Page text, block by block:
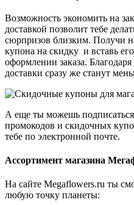
Возможность экономить на
доставкой позволит тебе
сюрпризов близким. Получи
купона на скидку и вставь
оформлении заказа.
доставки сразу же станут
А еще ты можешь
промокодов и скидочных
тебе по электронной почте.
Ассортимент магазина
На сайте Megaflowers.ru ты
любую точку планеты: